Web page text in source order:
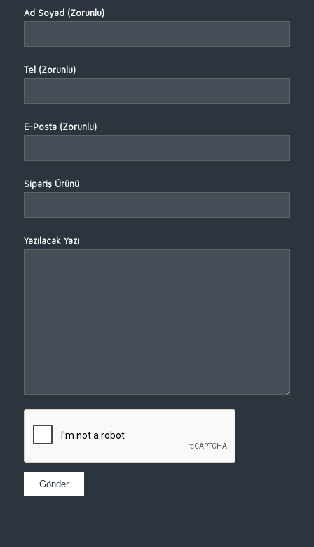
Ad Soyad (Zorunlu)
Tel (Zorunlu)
E-Posta (Zorunlu)
Sipariş Ürünü
Yazılacak Yazı